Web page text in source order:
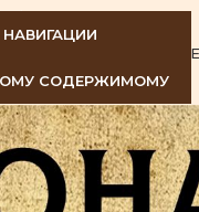
НАВИГАЦИИ
СОДЕРЖИМОМУ
КАК